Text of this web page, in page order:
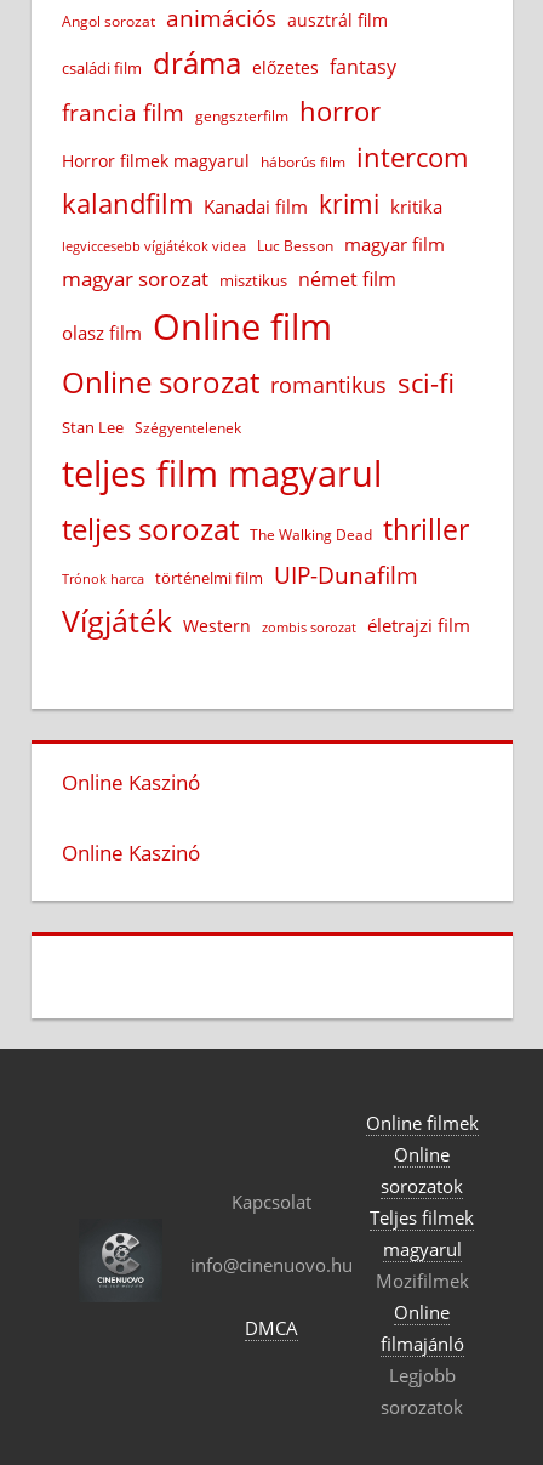
Angol sorozat animációs ausztrál film
családi film dráma előzetes fantasy
francia film gengszterfilm horror
Horror filmek magyarul háborús film intercom
kalandfilm Kanadai film krimi kritika
legviccesebb vígjátékok videa Luc Besson magyar film
magyar sorozat misztikus német film
olasz film Online film
Online sorozat romantikus sci-fi
Stan Lee Szégyentelenek
teljes film magyarul
teljes sorozat The Walking Dead thriller
Trónok harca történelmi film UIP-Dunafilm
Vígjáték Western zombis sorozat életrajzi film
Online Kaszinó
Online Kaszinó
Kapcsolat
info@cinenuovo.hu
DMCA
Online filmek
Online
sorozatok
Teljes filmek
magyarul
Mozifilmek
Online
filmajánló
Legjobb
sorozatok